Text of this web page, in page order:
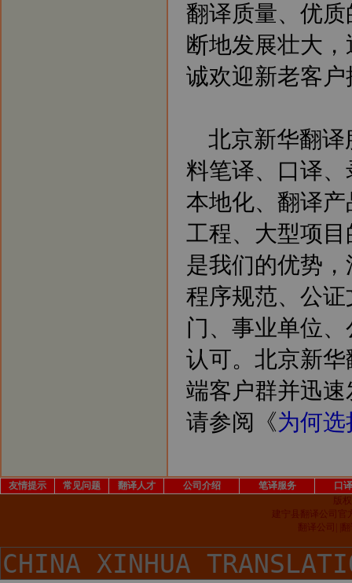
翻译质量、优
断地发展壮大
诚欢迎新老客
北京新华翻译
料笔译、口译
本地化、翻译
工程、大型项
是我们的优势
程序规范、公
门、事业单位
认可。北京新
端客户群并迅
请参阅《为何
友情提示 常见问题 翻译人才 公司介绍 笔译服务
口
版
建宁县翻译公司官
翻译公司| |